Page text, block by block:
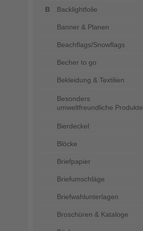
Backlightfolie
Banner & Planen
Beachflags/Snowflags
Becher to go
Bekleidung & Textilien
Besonders
umweltfreundliche Produkte
Bierdeckel
Blöcke
Briefpapier
Briefumschläge
Briefwahlunterlagen
Broschüren & Kataloge